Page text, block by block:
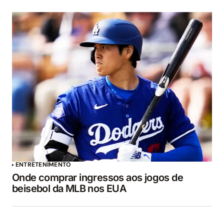
ENTRETENIMENTO
Onde comprar ingressos aos jogos de
beisebol da MLB nos EUA